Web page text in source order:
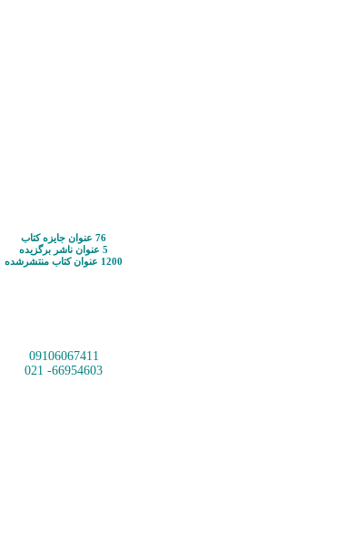
76 عنوان جایزه کتاب
5 عنوان ناشر برگزیده
1200 عنوان کتاب منتشرشده
09106067411
66954603- 021